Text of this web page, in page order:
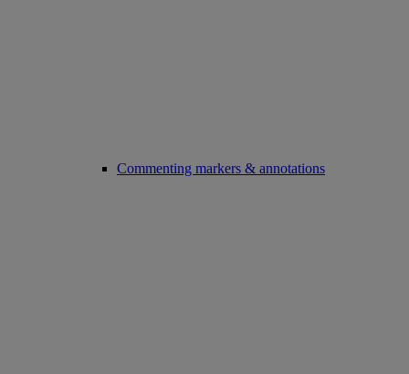
Commenting markers & annotations